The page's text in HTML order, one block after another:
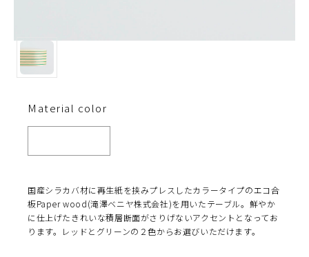
Material color
国産シラカバ材に再生紙を挟みプレスしたカラータイプのエコ合
板Paper wood(滝澤ベニヤ株式会社)を用いたテーブル。鮮やか
に仕上げたきれいな積層断面がさりげないアクセントとなってお
ります。レッドとグリーンの２色からお選びいただけます。